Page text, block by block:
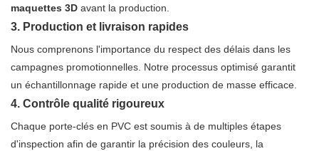
maquettes 3D avant la production.
3. Production et livraison rapides
Nous comprenons l'importance du respect des délais dans les
campagnes promotionnelles. Notre processus optimisé garantit
un échantillonnage rapide et une production de masse efficace.
4. Contrôle qualité rigoureux
Chaque porte-clés en PVC est soumis à de multiples étapes
d'inspection afin de garantir la précision des couleurs, la